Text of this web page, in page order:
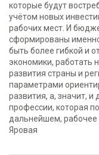
которые будут
учётом новых
рабочих мест. И
сформированы
быть более гибкой и
экономики, работать
развития страны и
параметрами
развития, а, значит,
профессии, которая
дальнейшем, рабочее
Яровая